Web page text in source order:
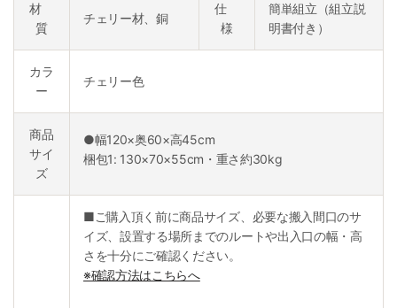
材
質
チェリー材、銅
仕
様
簡単組立（組立説
明書付き）
カラ
ー
チェリー色
商品
サイ
ズ
●幅120×奥60×高45cm
梱包1: 130×70×55cm・重さ約30kg
■ご購入頂く前に商品サイズ、必要な搬入間口のサ
イズ、設置する場所までのルートや出入口の幅・高
さを十分にご確認ください。
※確認方法はこちらへ